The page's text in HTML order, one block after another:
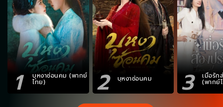
1 บุหงาซ่อนคม (พากย์
ไทย) 2 บุหงาซ่อนคม 3 เมื่อรัก
(พากย์